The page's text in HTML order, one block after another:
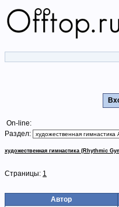
On-line:
Раздел:
художественная гимнастика (Rhythmic
Страницы: 1
Автор